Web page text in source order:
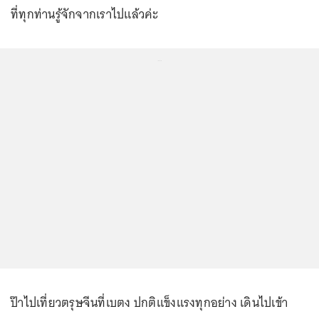
ที่ทุกท่านรู้จักจากเราไปแล้วค่ะ
ป๊าไปเที่ยวตรุษจีนที่เบตง ปกติเเข็งแรงทุกอย่าง เดินไปเข้า